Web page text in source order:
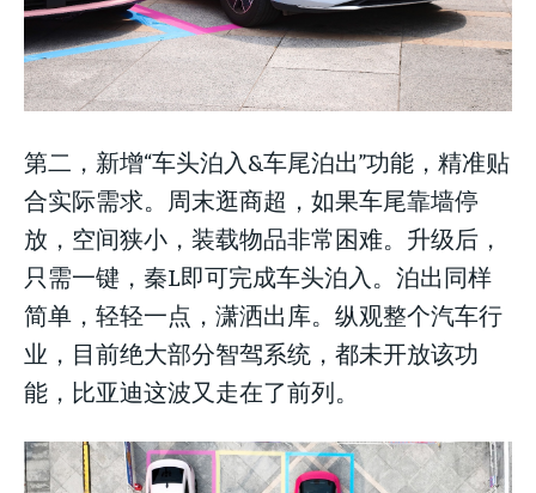
第二，新增“车头泊入&车尾泊出”功能，精准贴
合实际需求。周末逛商超，如果车尾靠墙停
放，空间狭小，装载物品非常困难。升级后，
只需一键，秦L即可完成车头泊入。泊出同样
简单，轻轻一点，潇洒出库。纵观整个汽车行
业，目前绝大部分智驾系统，都未开放该功
能，比亚迪这波又走在了前列。